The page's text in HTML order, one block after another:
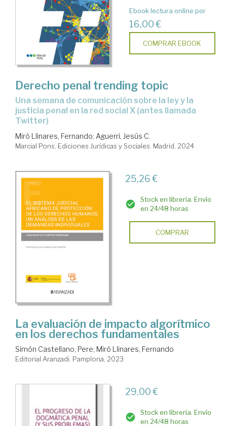
Ebook lectura online por
16,00 €
COMPRAR EBOOK
Derecho penal trending topic
una semana de comunicación sobre la ley y la
justicia penal en la red social X (antes llamada
Twitter)
Miró Llinares, Fernando; Aguerri, Jesús C.
Marcial Pons, Ediciones Jurídicas y Sociales. Madrid, 2024
25,26 €
Stock en librería. Envío
en 24/48 horas
COMPRAR
La evaluación de impacto algorítmico
en los derechos fundamentales
Simón Castellano, Pere; Miró Llinares, Fernando
Editorial Aranzadi. Pamplona, 2023
29,00 €
Stock en librería. Envío
en 24/48 horas